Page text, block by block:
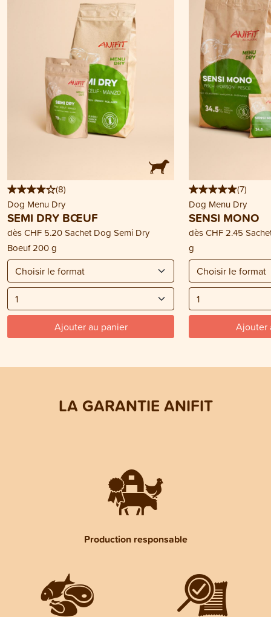
(8)
Dog Menu Dry
SEMI DRY BŒUF
dèsCHF 5.20Sachet Dog Semi Dry
Boeuf 200 g
Ajouter au panier
(7)
Dog Menu Dry
SENSI MONO
dèsCHF 2.45
g
Ajouter
LA GARANTIE ANIFIT
Production responsable